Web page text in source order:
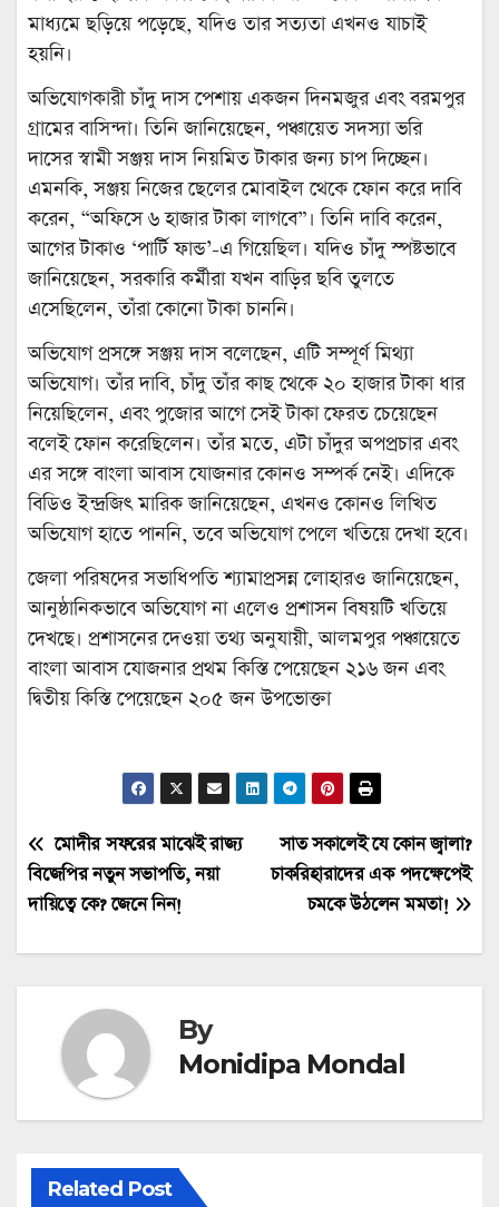
মাধ্যমে ছড়িয়ে পড়েছে, যদিও তার সত্যতা এখনও যাচাই
হয়নি।
অভিযোগকারী চাঁদু দাস পেশায় একজন দিনমজুর এবং বরমপুর
গ্রামের বাসিন্দা। তিনি জানিয়েছেন, পঞ্চায়েত সদস্যা ভরি
দাসের স্বামী সঞ্জয় দাস নিয়মিত টাকার জন্য চাপ দিচ্ছেন।
এমনকি, সঞ্জয় নিজের ছেলের মোবাইল থেকে ফোন করে দাবি
করেন, “অফিসে ৬ হাজার টাকা লাগবে”। তিনি দাবি করেন,
আগের টাকাও ‘পার্টি ফান্ড’-এ গিয়েছিল। যদিও চাঁদু স্পষ্টভাবে
জানিয়েছেন, সরকারি কর্মীরা যখন বাড়ির ছবি তুলতে
এসেছিলেন, তাঁরা কোনো টাকা চাননি।
অভিযোগ প্রসঙ্গে সঞ্জয় দাস বলেছেন, এটি সম্পূর্ণ মিথ্যা
অভিযোগ। তাঁর দাবি, চাঁদু তাঁর কাছ থেকে ২০ হাজার টাকা ধার
নিয়েছিলেন, এবং পুজোর আগে সেই টাকা ফেরত চেয়েছেন
বলেই ফোন করেছিলেন। তাঁর মতে, এটা চাঁদুর অপপ্রচার এবং
এর সঙ্গে বাংলা আবাস যোজনার কোনও সম্পর্ক নেই। এদিকে
বিডিও ইন্দ্রজিৎ মারিক জানিয়েছেন, এখনও কোনও লিখিত
অভিযোগ হাতে পাননি, তবে অভিযোগ পেলে খতিয়ে দেখা হবে।
জেলা পরিষদের সভাধিপতি শ্যামাপ্রসন্ন লোহারও জানিয়েছেন,
আনুষ্ঠানিকভাবে অভিযোগ না এলেও প্রশাসন বিষয়টি খতিয়ে
দেখছে। প্রশাসনের দেওয়া তথ্য অনুযায়ী, আলমপুর পঞ্চায়েতে
বাংলা আবাস যোজনার প্রথম কিস্তি পেয়েছেন ২১৬ জন এবং
দ্বিতীয় কিস্তি পেয়েছেন ২০৫ জন উপভোক্তা
Post
navigation
সাত সকালেই যে কোন জ্বালা?
চাকরিহারাদের এক পদক্ষেপেই
চমকে উঠলেন মমতা!
মোদীর সফরের মাঝেই রাজ্য
বিজেপির নতুন সভাপতি, নয়া
দায়িত্বে কে? জেনে নিন!
By
Monidipa Mondal
Related Post